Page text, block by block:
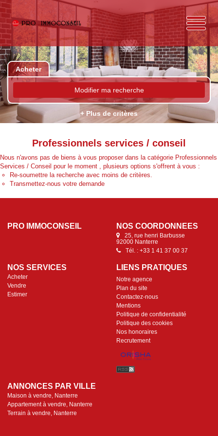
Acheter
Modifier ma recherche
+ Plus de critères
Professionnels services / conseil
Nous n'avons pas de biens à vous proposer dans la catégorie Professionnels
Services / Conseil pour le moment , plusieurs options s'offrent à vous :
Re-soumettre la recherche avec moins de critères.
Transmettez-nous votre demande
PRO IMMOCONSEIL NOS COORDONNÉES
25, rue henri Barbusse
92000 Nanterre
Tél. : +33 1 41 37 00 37
NOS SERVICES
Acheter
Vendre
Estimer
LIENS PRATIQUES
Notre agence
Plan du site
Contactez-nous
Mentions
Politique de confidentialité
Politique des cookies
Nos honoraires
Recrutement
ANNONCES PAR VILLE
Maison à vendre, Nanterre
Appartement à vendre, Nanterre
Terrain à vendre, Nanterre